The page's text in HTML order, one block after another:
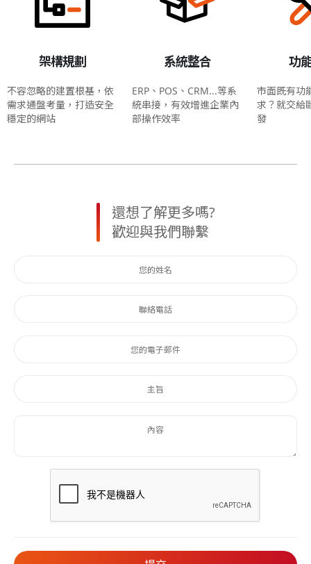
架構規劃
不容忽略的建置根基，依
需求通盤考量，打造安全
穩定的網站
系統整合
ERP、POS、CRM...等系
統串接，有效增進企業內
部操作效率
功
市面既有功
求？就交給
發
還想了解更多嗎?
歡迎與我們聯繫